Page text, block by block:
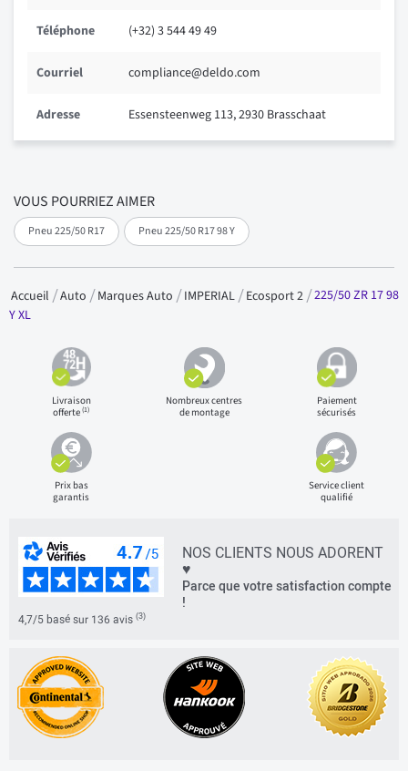
VOUS POURRIEZ AIMER
Pneu 225/50 R17 Pneu 225/50 R17 98 Y
Téléphone (+32) 3 544 49 49
Courriel compliance@deldo.com
Adresse Essensteenweg 113, 2930 Brasschaat
Accueil Auto Marques Auto IMPERIAL Ecosport 2 225/50 ZR 17 98
Y XL
Livraison
offerte(1)
Nombreux centres
de montage
Paiement
sécurisés
Prix bas
garantis
Service client
qualifié
NOS CLIENTS NOUS ADORENT
♥
Parce que votre satisfaction compte
!
4,7/5 basé sur 136 avis (3)